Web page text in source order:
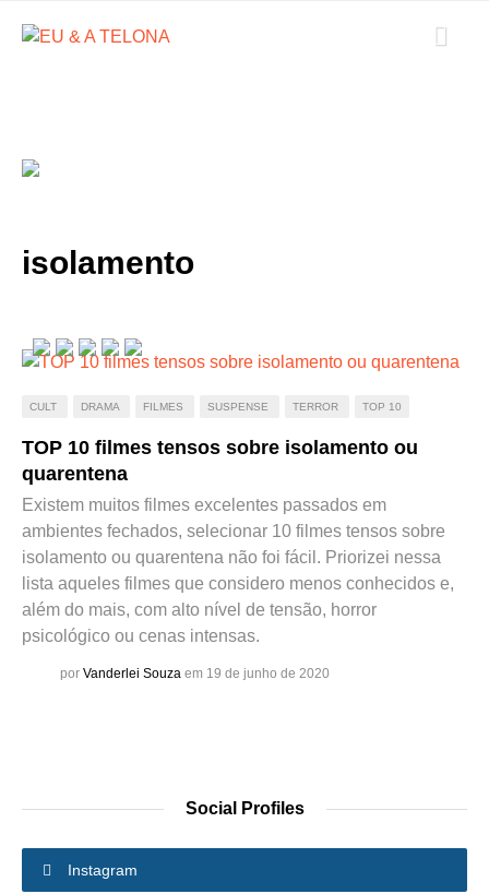
isolamento
CULT DRAMA FILMES SUSPENSE TERROR TOP 10
TOP 10 filmes tensos sobre isolamento ou
quarentena
Existem muitos filmes excelentes passados em
ambientes fechados, selecionar 10 filmes tensos sobre
isolamento ou quarentena não foi fácil. Priorizei nessa
lista aqueles filmes que considero menos conhecidos e,
além do mais, com alto nível de tensão, horror
psicológico ou cenas intensas.
por Vanderlei Souza em 19 de junho de 2020
Social Profiles
Instagram